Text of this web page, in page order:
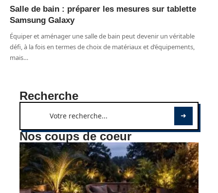
Salle de bain : préparer les mesures sur tablette
Samsung Galaxy
Équiper et aménager une salle de bain peut devenir un véritable
défi, à la fois en termes de choix de matériaux et d’équipements,
mais…
Recherche
Nos coups de coeur